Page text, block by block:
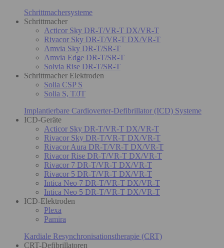
Schrittmachersysteme
Schrittmacher
Acticor Sky DR-T/VR-T DX/VR-T
Rivacor Sky DR-T/VR-T DX/VR-T
Amvia Sky DR-T/SR-T
Amvia Edge DR-T/SR-T
Solvia Rise DR-T/SR-T
Schrittmacher Elektroden
Solia CSP S
Solia S, T/JT
Implantierbare Cardioverter-Defibrillator (ICD) Systeme
ICD-Geräte
Acticor Sky DR-T/VR-T DX/VR-T
Rivacor Sky DR-T/VR-T DX/VR-T
Rivacor Aura DR-T/VR-T DX/VR-T
Rivacor Rise DR-T/VR-T DX/VR-T
Rivacor 7 DR-T/VR-T DX/VR-T
Rivacor 5 DR-T/VR-T DX/VR-T
Intica Neo 7 DR-T/VR-T DX/VR-T
Intica Neo 5 DR-T/VR-T DX/VR-T
ICD-Elektroden
Plexa
Pamira
Kardiale Resynchronisationstherapie (CRT)
CRT-Defibrillatoren